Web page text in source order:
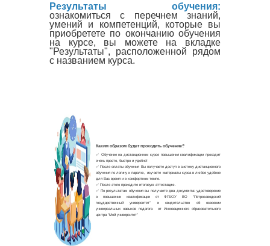
Результаты обучения:
ознакомиться с перечнем знаний,
умений и компетенций, которые вы
приобретете по окончанию обучения
на курсе, вы можете на вкладке
"Результаты", расположенной рядом
с названием курса.